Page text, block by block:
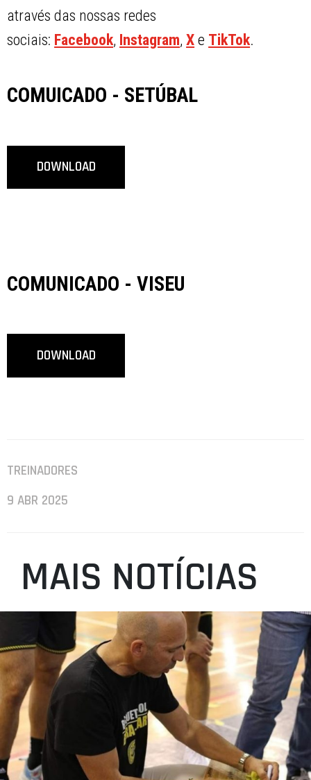
através das nossas redes
sociais: Facebook, Instagram,X e TikTok.
COMUICADO - SETÚBAL
DOWNLOAD
COMUNICADO - VISEU
DOWNLOAD
TREINADORES
9 ABR 2025
MAIS NOTÍCIAS